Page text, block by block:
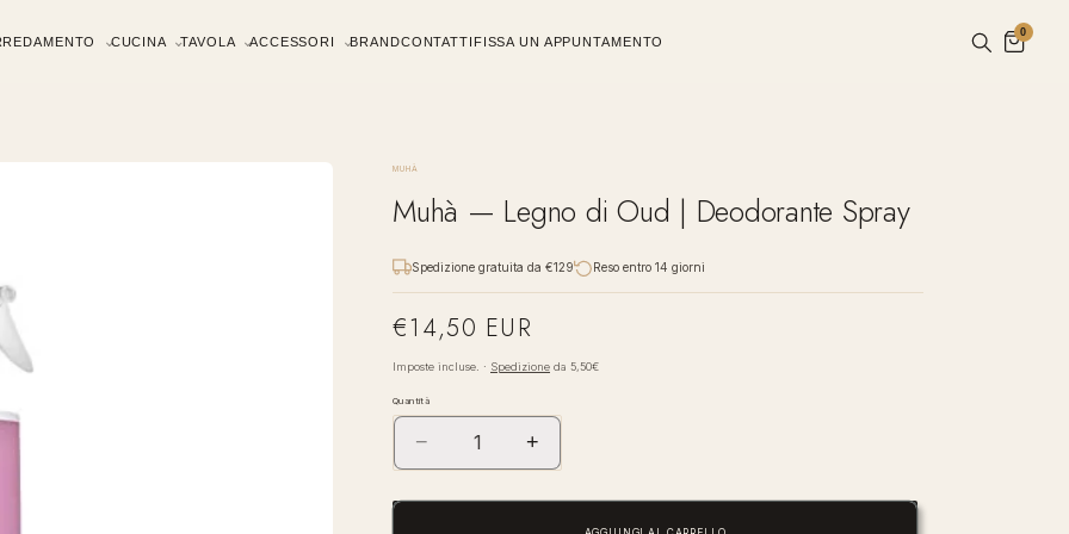
CUCINA TAVOLA ACCESSORI BRANDCONTATTI FISSA UN APPUNTAMENTO
0
MUHÀ
Muhà — Legno di Oud | Deodorante Spray
Spedizione gratuita da €129 Reso entro 14 giorni
Prezzo
di
listino
€14,50 EUR
Imposte incluse. · Spedizione da 5,50€
Quantità
Diminuisci
quantità
per
−
Aumenta
quantità
per
+